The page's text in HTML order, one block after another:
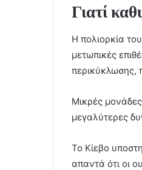
Γιατί
Η πολιορκία
μετωπικές
περικύκλωσης,
Μικρές
μεγαλύτερες
Το Κίεβο
απαντά ότι οι